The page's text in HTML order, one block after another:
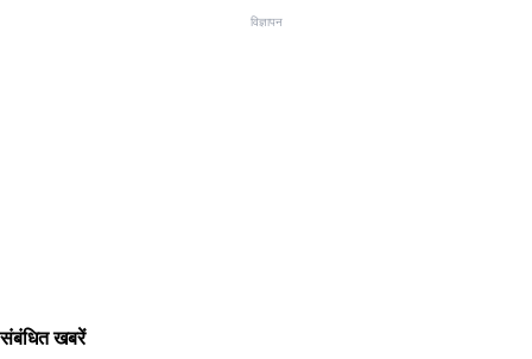
विज्ञापन
संबंधित खबरें